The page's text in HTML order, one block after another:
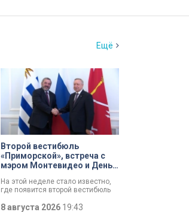
Ещё
Второй вестибюль
«Приморской», встреча с
мэром Монтевидео и День
недели губернатора
На этой неделе стало известно,
где появится второй вестибюль
Смольный выбрал место и
8 августа 2026 19:43